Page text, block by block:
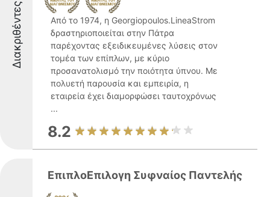
Διακριθέντες
Από το 1974, η Georgiopoulos.LineaStrom
δραστηριοποιείται στην Πάτρα
παρέχοντας εξειδικευμένες λύσεις στον
τομέα των επίπλων, με κύριο
προσανατολισμό την ποιότητα ύπνου. Με
πολυετή παρουσία και εμπειρία, η
εταιρεία έχει διαμορφώσει ταυτοχρόνως
...
8.2
ΕπιπλοΕπιλογη Συφναίος Παντελής